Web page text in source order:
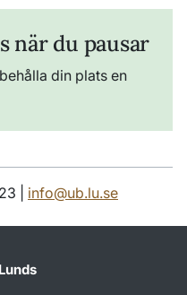
när du pausar
din plats en
| info@ub.lu.se